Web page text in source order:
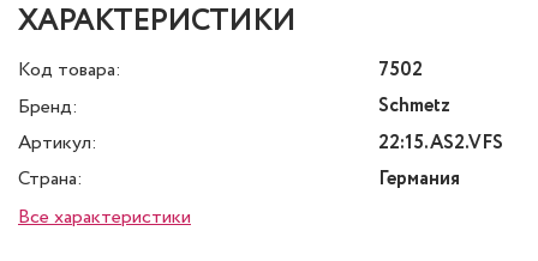
ХАРАКТЕРИСТИКИ
Код товара:
7502
Бренд:
Schmetz
Артикул:
22:15.AS2.VFS
Страна:
Германия
Все характеристики